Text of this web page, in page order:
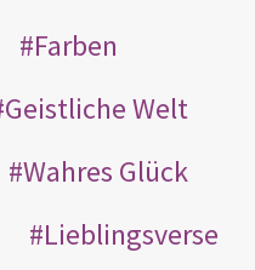
Farben
Geistliche Welt
Wahres Glück
Lieblingsverse